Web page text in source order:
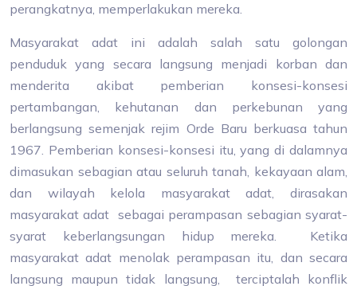
perangkatnya, memperlakukan mereka.
Masyarakat adat ini adalah salah satu golongan
penduduk yang secara langsung menjadi korban dan
menderita akibat pemberian konsesi-konsesi
pertambangan, kehutanan dan perkebunan yang
berlangsung semenjak rejim Orde Baru berkuasa tahun
1967. Pemberian konsesi-konsesi itu, yang di dalamnya
dimasukan sebagian atau seluruh tanah, kekayaan alam,
dan wilayah kelola masyarakat adat, dirasakan
masyarakat adat sebagai perampasan sebagian syarat-
syarat keberlangsungan hidup mereka. Ketika
masyarakat adat menolak perampasan itu, dan secara
langsung maupun tidak langsung, terciptalah konflik